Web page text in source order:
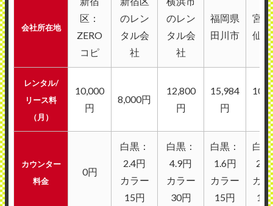
会社所在地
区：
ZERO
コピ
のレン
タル会
社
のレン
タル会
社
福岡県
田川市
宮
仙
レンタル/
リース料
（月）
10,000
円
8,000円
12,800
円
15,984
円
円
カウンター
料金
0円
白黒：
2.4円
カラー
15円
白黒：
4.9円
カラー
30円
白黒：
1.6円
カラー
15円
白
2.1
カ
12